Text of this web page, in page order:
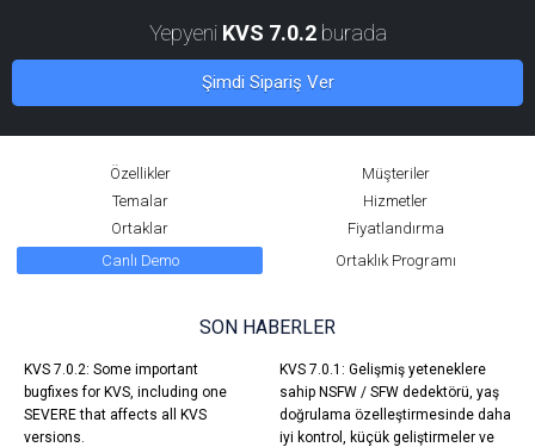
Yepyeni KVS 7.0.2burada
Şimdi Sipariş Ver
Özellikler
Müşteriler
Temalar
Hizmetler
Ortaklar
Fiyatlandırma
Canlı Demo
Ortaklık Programı
SON HABERLER
KVS 7.0.2: Some important
bugfixes for KVS, including one
SEVERE that affects all KVS
versions.
KVS 7.0.1: Gelişmiş yeteneklere
sahip NSFW / SFW dedektörü, yaş
doğrulama özelleştirmesinde daha
iyi kontrol, küçük geliştirmeler ve